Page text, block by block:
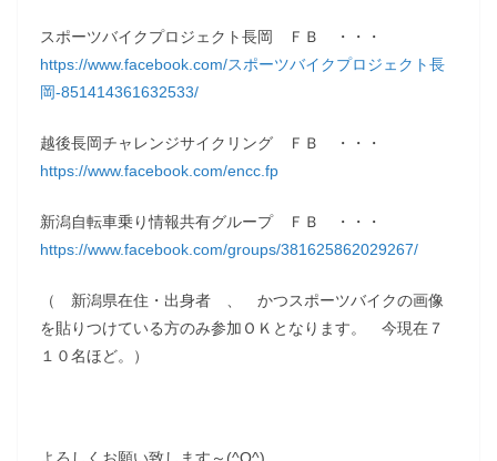
スポーツバイクプロジェクト長岡 ＦＢ ・・・
https://www.facebook.com/スポーツバイクプロジェクト長
岡-851414361632533/
越後長岡チャレンジサイクリング ＦＢ ・・・
https://www.facebook.com/encc.fp
新潟自転車乗り情報共有グループ ＦＢ ・・・
https://www.facebook.com/groups/381625862029267/
（ 新潟県在住・出身者 、 かつスポーツバイクの画像
を貼りつけている方のみ参加ＯＫとなります。 今現在７
１０名ほど。）
よろしくお願い致します～(^O^)